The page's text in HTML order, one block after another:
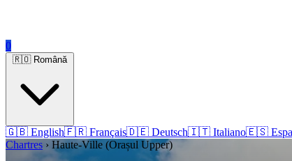
0
🇷🇴 Română
🇬🇧 English🇫🇷 Français🇩🇪 Deutsch🇮🇹 Italiano🇪🇸
Chartres › Haute-Ville (Orașul Upper)